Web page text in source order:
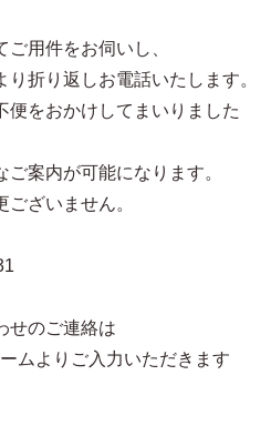
用件をお伺いし、
折り返しお電話いたします。
便をおかけしてまいりました
案内が可能になります。
ざいません。
せのご連絡は
ムよりご入力いただきます